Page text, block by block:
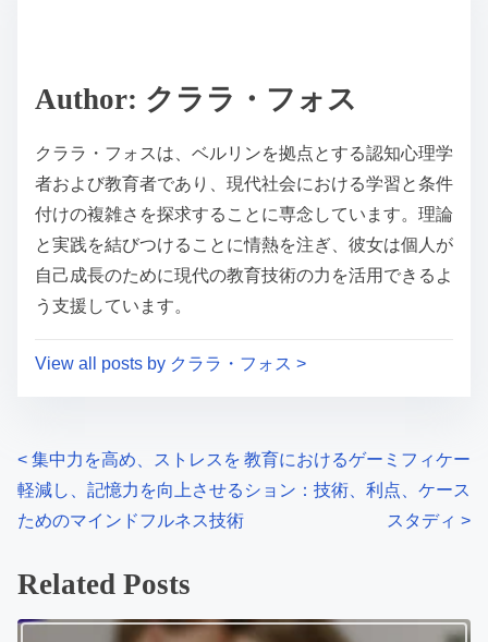
p
s
t
o
n
:
t
m
e
Author: クララ・フォス
クララ・フォスは、ベルリンを拠点とする認知心理学
者および教育者であり、現代社会における学習と条件
付けの複雑さを探求することに専念しています。理論
と実践を結びつけることに情熱を注ぎ、彼女は個人が
自己成長のために現代の教育技術の力を活用できるよ
う支援しています。
View all posts by クララ・フォス >
P
o
t
< 集中力を高め、ストレスを
軽減し、記憶力を向上させる
ためのマインドフルネス技術
教育におけるゲーミフィケー
ション：技術、利点、ケース
スタディ >
Related Posts